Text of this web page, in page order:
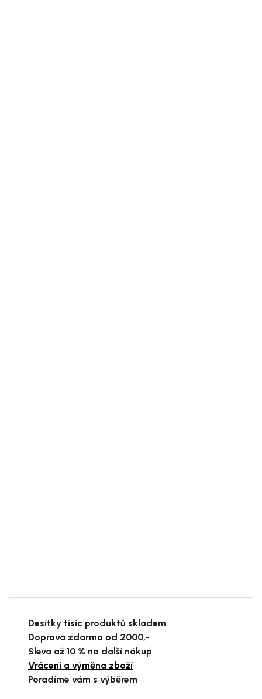
Desítky tisíc produktů skladem
Doprava zdarma od 2000,-
Sleva až 10 % na další nákup
Vrácení a výměna zboží
Poradíme vám s výběrem